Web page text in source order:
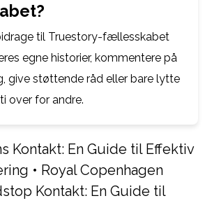
til Truestory-fællesskabet
egne historier, kommentere på
give støttende råd eller bare lytte
over for andre.
Kontakt: En Guide til Effektiv
• Royal Copenhagen
Kontakt: En Guide til